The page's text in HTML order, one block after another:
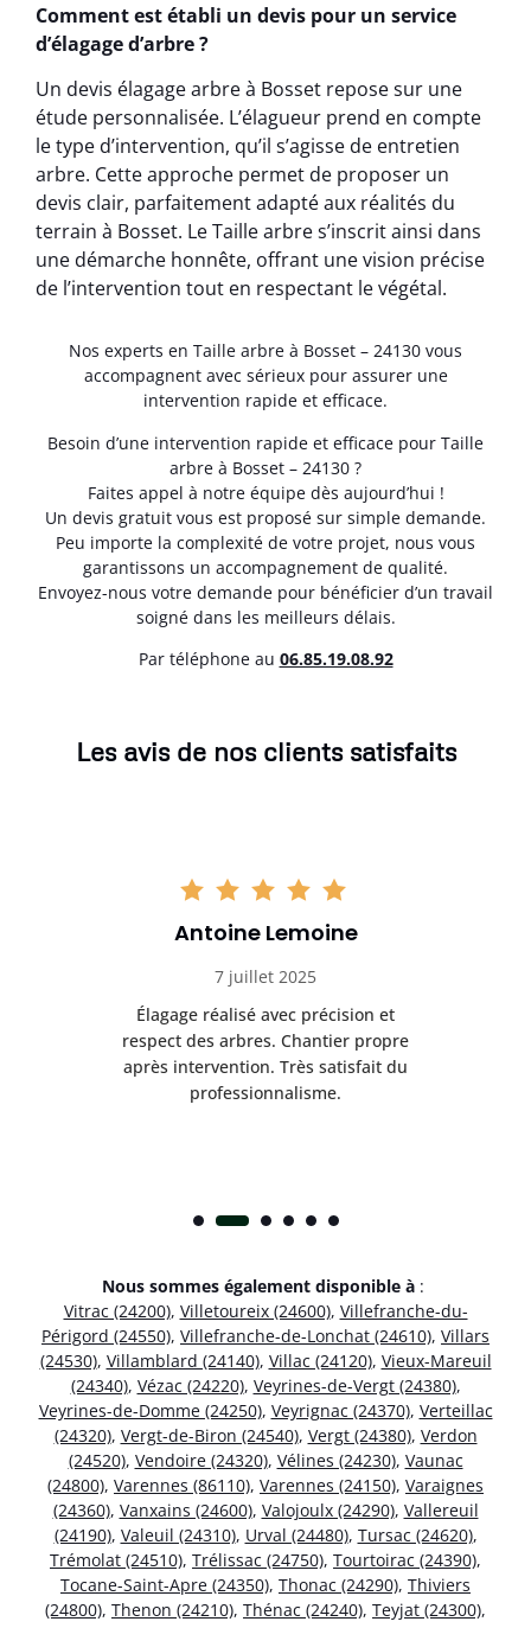
Comment est établi un devis pour un service
d’élagage d’arbre ?
Un devis élagage arbre à Bosset repose sur une
étude personnalisée. L’élagueur prend en compte
le type d’intervention, qu’il s’agisse de entretien
arbre. Cette approche permet de proposer un
devis clair, parfaitement adapté aux réalités du
terrain à Bosset. Le Taille arbre s’inscrit ainsi dans
une démarche honnête, offrant une vision précise
de l’intervention tout en respectant le végétal.
Nos experts en Taille arbre à Bosset – 24130 vous
accompagnent avec sérieux pour assurer une
intervention rapide et efficace.
Besoin d’une intervention rapide et efficace pour Taille
arbre à Bosset – 24130 ?
Faites appel à notre équipe dès aujourd’hui !
Un devis gratuit vous est proposé sur simple demande.
Peu importe la complexité de votre projet, nous vous
garantissons un accompagnement de qualité.
Envoyez-nous votre demande pour bénéficier d’un travail
soigné dans les meilleurs délais.
Par téléphone au 06.85.19.08.92
Les avis de nos clients satisfaits
Antoine Lemoine
7 juillet 2025
Élagage réalisé avec précision et
respect des arbres. Chantier propre
après intervention. Très satisfait du
professionnalisme.
Nous sommes également disponible à :
Vitrac (24200), Villetoureix (24600), Villefranche-du-
Périgord (24550), Villefranche-de-Lonchat (24610), Villars
(24530), Villamblard (24140), Villac (24120), Vieux-Mareuil
(24340), Vézac (24220), Veyrines-de-Vergt (24380),
Veyrines-de-Domme (24250), Veyrignac (24370), Verteillac
(24320), Vergt-de-Biron (24540), Vergt (24380), Verdon
(24520), Vendoire (24320), Vélines (24230), Vaunac
(24800), Varennes (86110), Varennes (24150), Varaignes
(24360), Vanxains (24600), Valojoulx (24290), Vallereuil
(24190), Valeuil (24310), Urval (24480), Tursac (24620),
Trémolat (24510), Trélissac (24750), Tourtoirac (24390),
Tocane-Saint-Apre (24350), Thonac (24290), Thiviers
(24800), Thenon (24210), Thénac (24240), Teyjat (24300),